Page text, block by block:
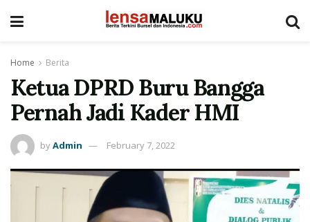
Home Berita
Ketua DPRD Buru Bangga
Pernah Jadi Kader HMI
byAdmin February 7, 2022